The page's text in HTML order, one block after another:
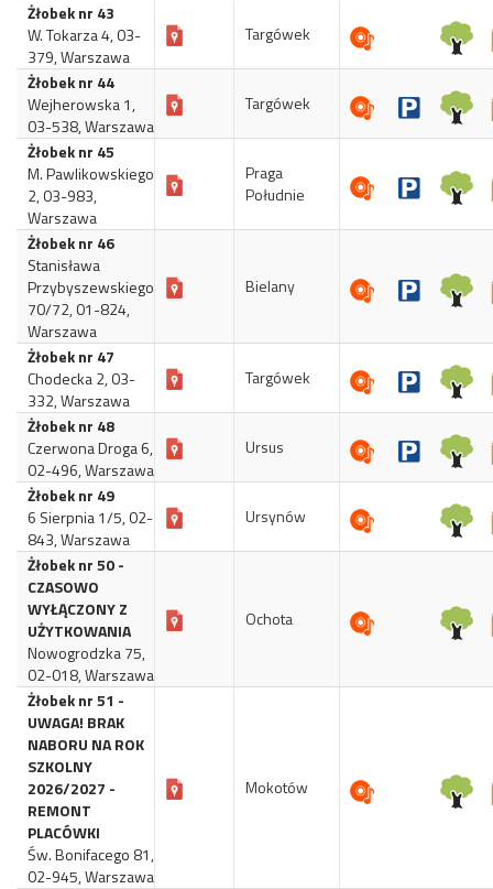
Żłobek nr 43
W. Tokarza 4, 03-
379, Warszawa
Targówek
Żłobek nr 44
Wejherowska 1,
03-538, Warszawa
Targówek
Żłobek nr 45
M. Pawlikowskiego
2, 03-983,
Warszawa
Praga
Południe
Żłobek nr 46
Stanisława
Przybyszewskiego
70/72, 01-824,
Warszawa
Bielany
Żłobek nr 47
Chodecka 2, 03-
332, Warszawa
Targówek
Żłobek nr 48
Czerwona Droga 6,
02-496, Warszawa
Ursus
Żłobek nr 49
6 Sierpnia 1/5, 02-
843, Warszawa
Ursynów
Żłobek nr 50 -
CZASOWO
WYŁĄCZONY Z
UŻYTKOWANIA
Nowogrodzka 75,
02-018, Warszawa
Ochota
Żłobek nr 51 -
UWAGA! BRAK
NABORU NA ROK
SZKOLNY
2026/2027 -
REMONT
PLACÓWKI
Św. Bonifacego 81,
02-945, Warszawa
Mokotów